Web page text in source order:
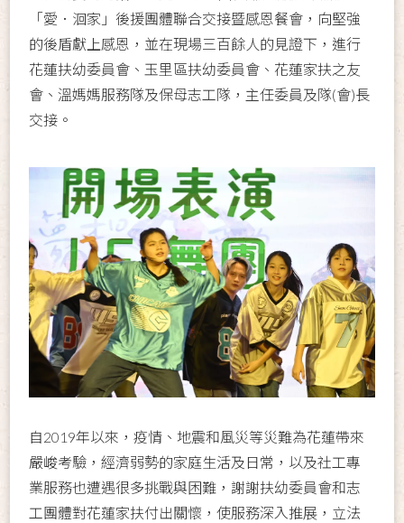
「愛．洄家」後援團體聯合交接暨感恩餐會，向堅強
的後盾獻上感恩，並在現場三百餘人的見證下，進行
花蓮扶幼委員會、玉里區扶幼委員會、花蓮家扶之友
會、溫媽媽服務隊及保母志工隊，主任委員及隊(會)長
交接。
自2019年以來，疫情、地震和風災等災難為花蓮帶來
嚴峻考驗，經濟弱勢的家庭生活及日常，以及社工專
業服務也遭遇很多挑戰與困難，謝謝扶幼委員會和志
工團體對花蓮家扶付出關懷，使服務深入推展，立法